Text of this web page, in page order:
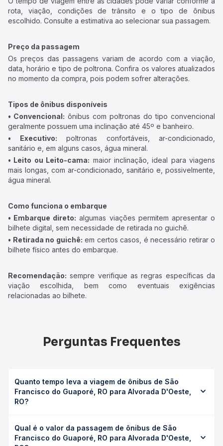
rota, viação, condições de trânsito e o tipo de ônibus
escolhido. Consulte a estimativa ao selecionar sua passagem.
Preço da passagem
Os preços das passagens variam de acordo com a viação,
data, horário e tipo de poltrona. Confira os valores atualizados
no momento da compra, pois podem sofrer alterações.
Tipos de ônibus disponíveis
• Convencional: ônibus com poltronas do tipo convencional
geralmente possuem uma inclinação até 45º e banheiro.
• Executivo: poltronas confortáveis, ar-condicionado,
sanitário e, em alguns casos, água mineral.
• Leito ou Leito-cama: maior inclinação, ideal para viagens
mais longas, com ar-condicionado, sanitário e, possivelmente,
água mineral.
Como funciona o embarque
• Embarque direto: algumas viações permitem apresentar o
bilhete digital, sem necessidade de retirada no guichê.
• Retirada no guichê: em certos casos, é necessário retirar o
bilhete físico antes do embarque.
Recomendação: sempre verifique as regras específicas da
viação escolhida, bem como eventuais exigências
relacionadas ao bilhete.
Perguntas Frequentes
Quanto tempo leva a viagem de ônibus de São
Francisco do Guaporé, RO para Alvorada D'Oeste,
RO?
para Alvorada D'Oeste, RO leva em média 3h 1min,
podendo variar conforme a viação, o tipo de serviço
Qual é o valor da passagem de ônibus de São
Francisco do Guaporé, RO para Alvorada D'Oeste,